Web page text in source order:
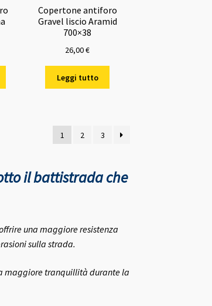
Copertone antiforo
Gravel liscio Aramid
700×38
26,00€
Leggi tutto
1 2 3
il battistrada che
una maggiore resistenza
sulla strada.
maggiore tranquillità durante la